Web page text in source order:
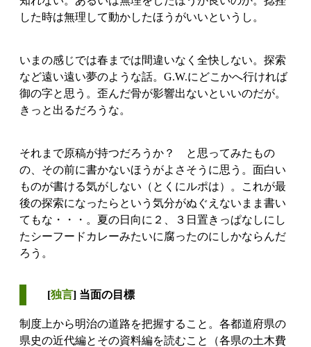
した時は無理して動かしたほうがいいというし。
いまの感じでは春までは間違いなく全快しない。探索
など遠い遠い夢のような話。G.W.にどこかへ行ければ
御の字と思う。歪んだ骨が影響出ないといいのだが。
きっと出るだろうな。
それまで原稿が持つだろうか？ と思ってみたもの
の、その前に書かないほうがよさそうに思う。面白い
ものが書ける気がしない（とくにルポは）。これが最
後の探索になったらという気分がぬぐえないまま書い
てもな・・・。夏の日向に２、３日置きっぱなしにし
たシーフードカレーみたいに腐ったのにしかならんだ
ろう。
[独言] 当面の目標
制度上から明治の道路を把握すること。各都道府県の
県史の近代編とその資料編を読むこと（各県の土木費